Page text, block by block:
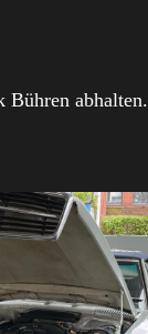
Bühren abhalten.